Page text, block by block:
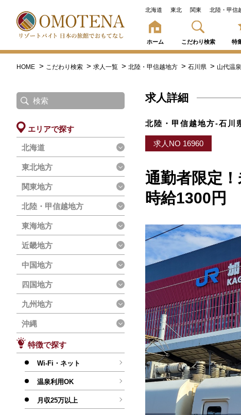
北海道 東北 関東 北陸・甲信
ホーム こだわり検索 特
HOME こだわり検索 求人一覧 北陸・甲信越地方 石川県 山代温泉
エリアで探す
北海道
東北地方
関東地方
北陸・甲信越地方
東海地方
近畿地方
中国地方
四国地方
九州地方
沖縄
特徴で探す
Wi-Fi・ネット
温泉利用OK
月収25万以上
求人詳細
北陸・甲信越地方-石川
求人NO 16960
通勤者限定
時給1300円